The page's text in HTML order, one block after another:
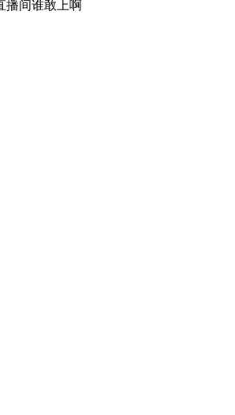
播间谁敢上啊